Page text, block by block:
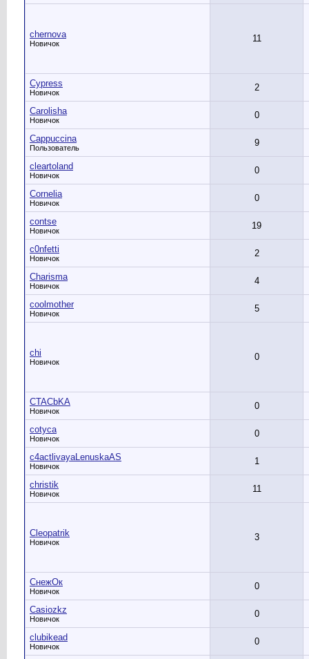
chernova
Новичок 11
Cypress
Новичок 2
Carolisha
Новичок 0
Cappuccina
Пользователь 9
cleartoland
Новичок 0
Cornelia
Новичок 0
contse
Новичок 19
c0nfetti
Новичок 2
Charisma
Новичок 4
coolmother
Новичок 5
chi
Новичок 0
CTACbKA
Новичок 0
cotyca
Новичок 0
c4actlivayaLenuskaAS
Новичок 1
christik
Новичок 11
Cleopatrik
Новичок 3
CнежОк
Новичок 0
Casiozkz
Новичок 0
clubikead
Новичок 0